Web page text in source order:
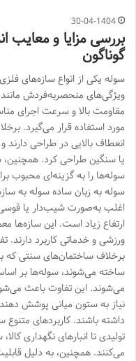
30-04-1404
بررسی مزایا و معایب
گوناگون
سوله یکی از انواع سازه‌های
ویژگی‌های منحصر‌به‌فردش
مقاومت بالا و سرعت اجرای
مورد استفاده قرار می‌گیرد.
انعطاف بالایی در طراحی
یا سنگین طراحی کرد.
سوله‌ها را به گزینه‌ای محبوب
سوله به زبان ساده سوله به
اغلب به‌صورت شیب‌دار یا
ارتفاع زیاد است. این سازه‌ها
ورزشی و خدماتی کاربرد
برخلاف ساختمان‌های سنتی که
ساخته می‌شوند، سوله‌ها بر
می‌شوند. این تفاوت باعث
نیاز به ستون میانی پوشش
داشته باشند. کاربردهای
تولیدی تا انبارهای نگهداری
می‌کنند. همچنین، به دلیل